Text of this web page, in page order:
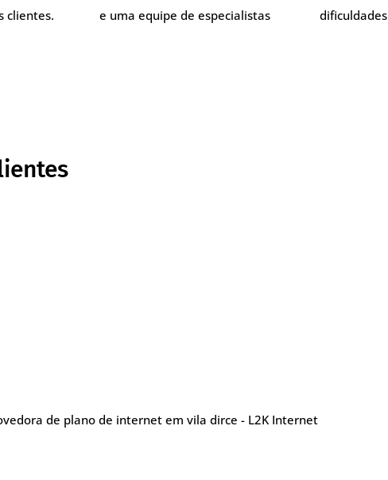
clientes.
e uma equipe de especialistas
dificuldades
de plano de internet em vila dirce - L2K Internet